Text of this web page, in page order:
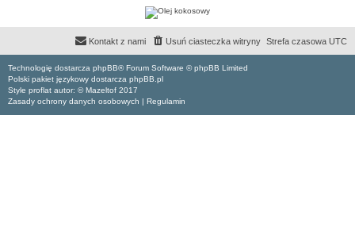
Strefa czasowa UTC
Usuń ciasteczka witryny
Kontakt z nami
Technologię dostarcza phpBB® Forum Software © phpBB Limited
Polski pakiet językowy dostarcza phpBB.pl
Style proflat autor: ©Mazeltof 2017
Zasady ochrony danych osobowych | Regulamin